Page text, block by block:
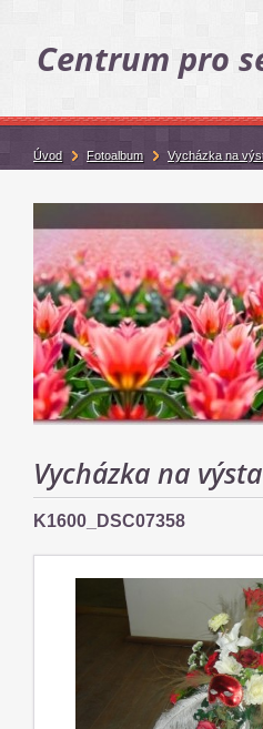
Centrum pro
Vycházka na
K1600_DSC07358
Úvod Fotoalbum Vycházka na